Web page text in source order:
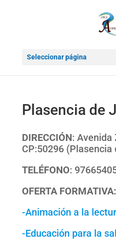
Seleccionar página
Plasencia de
DIRECCIÓN: Avenida
CP:50296 (Plasencia
TELÉFONO:
OFERTA FORMATIVA:
-Animación a la
-Educación para la